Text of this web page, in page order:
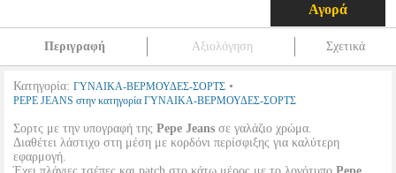
Αγορά
Περιγραφή Αξιολόγηση Σχετικά
Κατηγορία: ΓΥΝΑΙΚΑ-ΒΕΡΜΟΥΔΕΣ-ΣΟΡΤΣ •
PEPE JEANS στην κατηγορία ΓΥΝΑΙΚΑ-ΒΕΡΜΟΥΔΕΣ-ΣΟΡΤΣ
Σορτς με την υπογραφή της Pepe Jeans σε γαλάζιο χρώμα.
Διαθέτει λάστιχο στη μέση με κορδόνι περίσφιξης για καλύτερη
εφαρμογή.